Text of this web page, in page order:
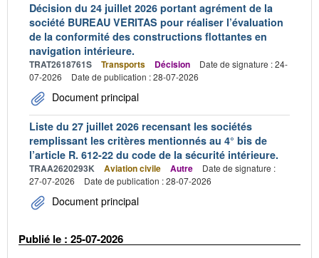
Décision du 24 juillet 2026 portant agrément de la
société BUREAU VERITAS pour réaliser l’évaluation
de la conformité des constructions flottantes en
navigation intérieure.
TRAT2618761S Transports Décision
Date de signature : 24-
07-2026
Date de publication : 28-07-2026
Document principal
Liste du 27 juillet 2026 recensant les sociétés
remplissant les critères mentionnés au 4° bis de
l’article R. 612-22 du code de la sécurité intérieure.
TRAA2620293K Aviation civile Autre
Date de signature :
27-07-2026
Date de publication : 28-07-2026
Document principal
Publié le : 25-07-2026